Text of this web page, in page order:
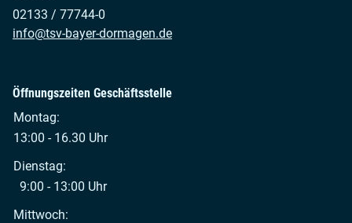
02133 / 77744-0
info@tsv-bayer-dormagen.de
Öffnungszeiten Geschäftsstelle
Montag:
13:00 - 16.30 Uhr
Dienstag:
9:00 - 13:00 Uhr
Mittwoch: